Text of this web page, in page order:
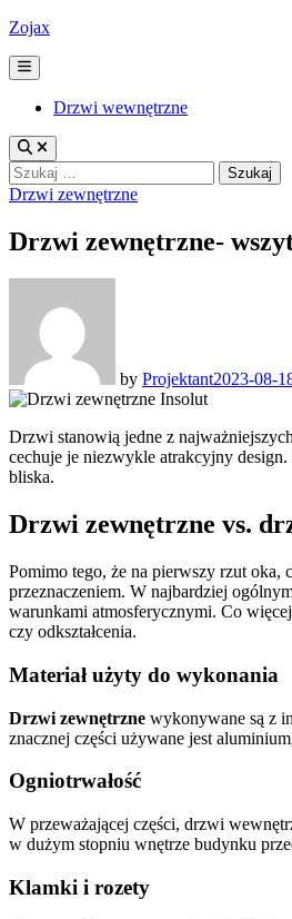
Skip
content
Zojax
Main
Menu
Drzwi wewnętrzne
Szukaj:
Posted
Drzwi zewnętrzne
Drzwi zewnętrzne-
by Projektant2023-08-
Drzwi stanowią jedne z
cechuje je niezwykle atrakcyjny
bliska.
Drzwi zewnętrzne vs.
Pomimo tego, że na pierwszy rzut oka,
przeznaczeniem. W najbardziej
warunkami atmosferycznymi. Co
czy odkształcenia.
Materiał użyty do wykonania
Drzwi zewnętrzne wykonywane są z
znacznej części używane jest
Ogniotrwałość
W przeważającej części, drzwi
w dużym stopniu wnętrze budynku
Klamki i rozety